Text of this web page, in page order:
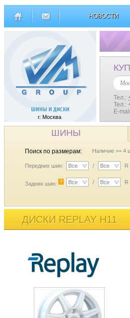
НОВОСТИ
г. Москва
Тел.:
Тел.:
E-
ШИНЫ
Поиск по размерам: Наличие >= 4
Передних шин: Все / Все R
Задних шин: ? Все / Все R
ДИСКИ REPLAY H11